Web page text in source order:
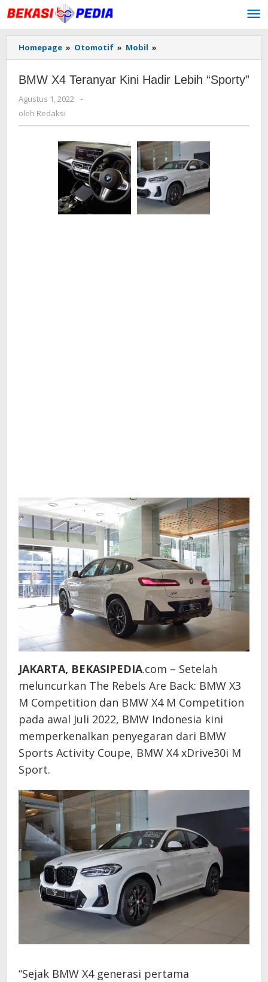
Lewati
ke
konten
Homepage » Otomotif » Mobil »
X4
Kini
BMW X4 Teranyar Kini Hadir Lebih “Sporty”
Agustus 1, 2022
oleh
-
oleh Redaksi
JAKARTA, BEKASIPEDIA.com – Setelah
meluncurkan The Rebels Are Back: BMW X3
M Competition dan BMW X4 M Competition
pada awal Juli 2022, BMW Indonesia kini
memperkenalkan penyegaran dari BMW
Sports Activity Coupe, BMW X4 xDrive30i M
Sport.
“Sejak BMW X4 generasi pertama